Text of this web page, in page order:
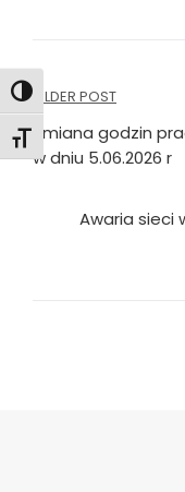
Toggle High Contrast
Toggle Font size
Nawigacja
wpisu
OLDER POST
Zmiana godzin
w dniu 5.06.2026 r
Awaria sieci